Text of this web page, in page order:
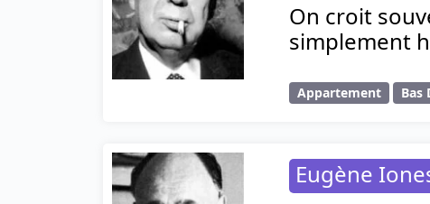
On croit
simplement
Appartement Bas
Eugène